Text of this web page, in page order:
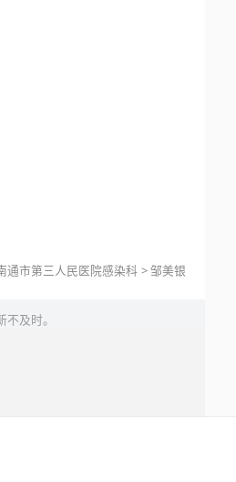
通市第三人民医院感染科 > 邹美银
及时。